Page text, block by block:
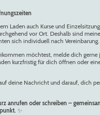
Laden auch Kurse und
vor Ort. Deshalb sind
sich individuell nach Vereinbarung.
möchtest, melde dich gerne
kurzfristig für dich öffnen oder
deine Nachricht und darauf, dich
anrufen oder schreiben –
✨